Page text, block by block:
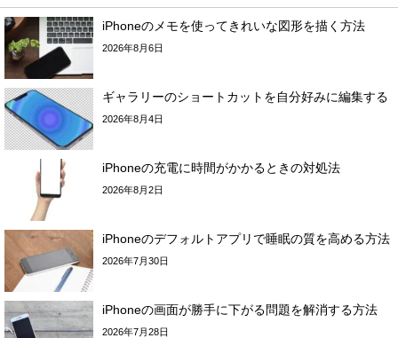
iPhoneのメモを使ってきれいな図形を描く方法
2026年8月6日
ギャラリーのショートカットを自分好みに編集する
2026年8月4日
iPhoneの充電に時間がかかるときの対処法
2026年8月2日
iPhoneのデフォルトアプリで睡眠の質を高める方法
2026年7月30日
iPhoneの画面が勝手に下がる問題を解消する方法
2026年7月28日